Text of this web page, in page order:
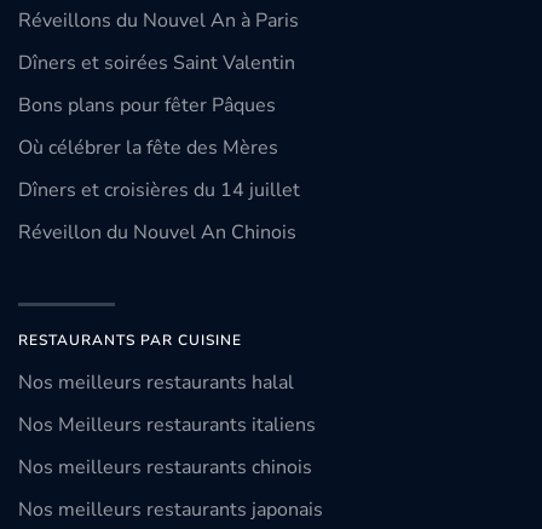
Réveillons du Nouvel An à Paris
Dîners et soirées Saint Valentin
Bons plans pour fêter Pâques
Où célébrer la fête des Mères
Dîners et croisières du 14 juillet
Réveillon du Nouvel An Chinois
RESTAURANTS PAR CUISINE
Nos meilleurs restaurants halal
Nos Meilleurs restaurants italiens
Nos meilleurs restaurants chinois
Nos meilleurs restaurants japonais